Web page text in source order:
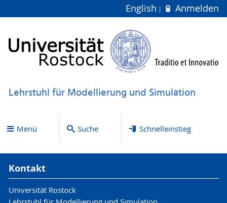
English Anmelden
Lehrstuhl für Modellierung und Simulation
Menü Suche Schnelleinstieg
Kontakt
Universität Rostock